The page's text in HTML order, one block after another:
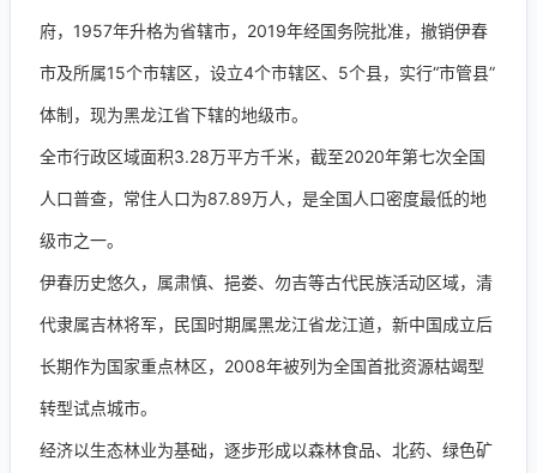
府，1957年升格为省辖市，2019年经国务院批准，撤销伊春
市及所属15个市辖区，设立4个市辖区、5个县，实行“市管县”
体制，现为黑龙江省下辖的地级市。
全市行政区域面积3.28万平方千米，截至2020年第七次全国
人口普查，常住人口为87.89万人，是全国人口密度最低的地
级市之一。
伊春历史悠久，属肃慎、挹娄、勿吉等古代民族活动区域，清
代隶属吉林将军，民国时期属黑龙江省龙江道，新中国成立后
长期作为国家重点林区，2008年被列为全国首批资源枯竭型
转型试点城市。
经济以生态林业为基础，逐步形成以森林食品、北药、绿色矿